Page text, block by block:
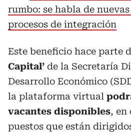
rumbo: se habla de
procesos de integración
Este beneficio hace parte
Capital’ de la Secretaría
Desarrollo Económico
la plataforma virtual
vacantes disponibles, en
puestos que están